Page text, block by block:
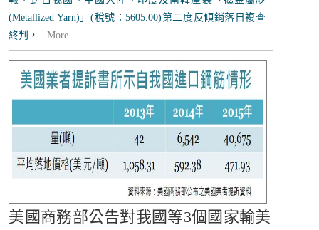
(Metallized Yarn)」(稅號：5605.00)第二度反傾銷落日複查
終判，...More
美國商務部公告對我國等3個國家輸美